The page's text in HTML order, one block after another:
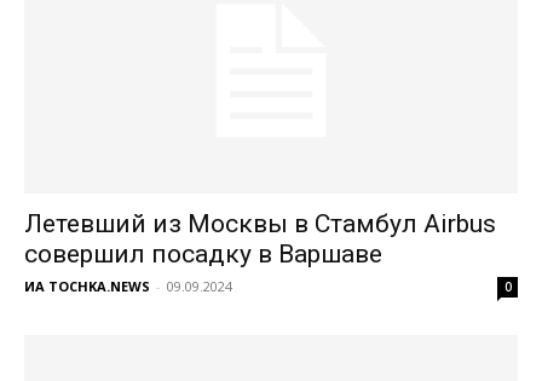
Летевший из Москвы в Стамбул Airbus
совершил посадку в Варшаве
ИА TOCHKA.NEWS - 09.09.2024 0